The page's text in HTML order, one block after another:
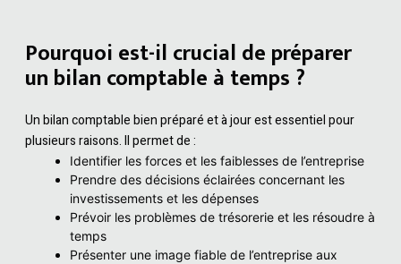
Pourquoi est-il crucial de préparer
un bilan comptable à temps ?
Un bilan comptable bien préparé et à jour est essentiel pour
plusieurs raisons. Il permet de :
Identifier les forces et les faiblesses de l’entreprise
Prendre des décisions éclairées concernant les
investissements et les dépenses
Prévoir les problèmes de trésorerie et les résoudre à
temps
Présenter une image fiable de l’entreprise aux